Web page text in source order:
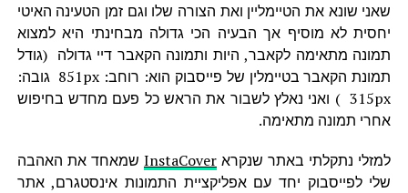
שאני שונא את הטיימליין ואת הצורה שלו וגם זמן הטעינה האיטי
יחסית לא מוסיף אך הבעיה הכי גדולה מבחינתי היא למצוא
תמונה מתאימה לקאבר, היות ותמונה הקאבר דיי גדולה (גודל
תמונת הקאבר בטיימלין של פייסבוק הוא: רוחב: 851px גובה:
315px ) ואני נאלץ לשבור את הראש כל פעם מחדש בחיפוש
אחרי תמונה מתאימה.
למזלי נתקלתי באתר שנקראInstaCover שמאחד את האהבה
שלי לפייסבוק יחד עם אפליקציית התמונות אינסטגרם, אתר